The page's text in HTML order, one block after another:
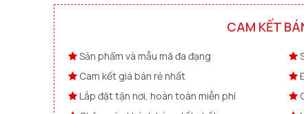
CAM KẾT
Sản phẩm và mẫu mã đa đạng
Cam kết giá bán rẻ nhất
Lắp đặt tận nơi, hoàn toàn miễn phí